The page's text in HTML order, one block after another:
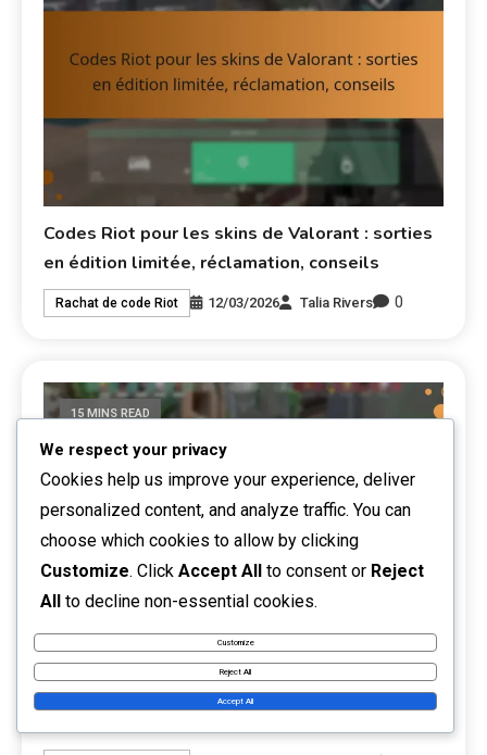
Codes Riot pour les skins de Valorant : sorties
en édition limitée, réclamation, conseils
Rachat de code Riot 12/03/2026 Talia Rivers 0
15 MINS READ
Codes Riot pour les personnages de Valorant :
We respect your privacy
Cookies help us improve your experience, deliver
personalized content, and analyze traffic. You can
choose which cookies to allow by clicking
Customize. Click Accept All to consent or Reject
All to decline non-essential cookies.
Customize
Reject All
Accept All